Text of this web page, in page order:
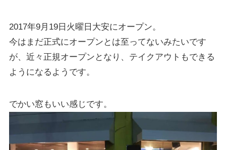
2017年9月19日火曜日大安にオープン。
今はまだ正式にオープンとは至ってないみたいです
が、近々正規オープンとなり、テイクアウトもできる
ようになるようです。
でかい窓もいい感じです。